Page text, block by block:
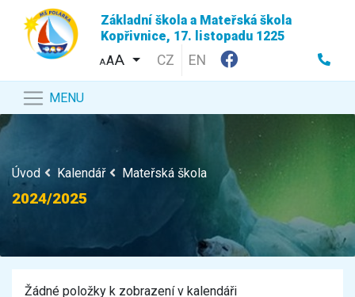
Základní škola a Mateřská škola
Kopřivnice, 17. listopadu 1225
AA CZ EN
MENU
Úvod Kalendář Mateřská škola
2024/2025
Žádné položky k zobrazení v kalendáři